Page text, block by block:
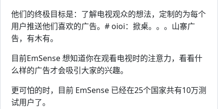
他们的终极目标是：了解电视观众的想法，定制的为每个
用户推送他们喜欢的广告。# oioi：掀桌。。。山寨广
告，有木有。
目前EmSense 想知道你在观看电视时的注意力，看看什
么样的广告才会吸引大家的兴趣。
更可怕的时，目前 EmSense 已经在25个国家共有10万测
试用户了。